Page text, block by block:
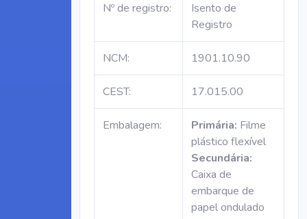
Nº de registro:
Isento de
Registro
NCM: 1901.10.90
CEST: 17.015.00
Embalagem: Primária: Filme
plástico flexível
Secundária:
Caixa de
embarque de
papel ondulado